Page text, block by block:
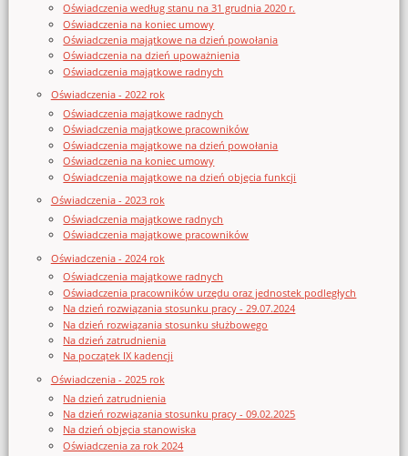
Oświadczenia według stanu na 31 grudnia 2020 r.
Oświadczenia na koniec umowy
Oświadczenia majątkowe na dzień powołania
Oświadczenia na dzień upoważnienia
Oświadczenia majątkowe radnych
Oświadczenia - 2022 rok
Oświadczenia majątkowe radnych
Oświadczenia majątkowe pracowników
Oświadczenia majątkowe na dzień powołania
Oświadczenia na koniec umowy
Oświadczenia majątkowe na dzień objęcia funkcji
Oświadczenia - 2023 rok
Oświadczenia majątkowe radnych
Oświadczenia majątkowe pracowników
Oświadczenia - 2024 rok
Oświadczenia majątkowe radnych
Oświadczenia pracowników urzędu oraz jednostek podległych
Na dzień rozwiązania stosunku pracy - 29.07.2024
Na dzień rozwiązania stosunku służbowego
Na dzień zatrudnienia
Na początek IX kadencji
Oświadczenia - 2025 rok
Na dzień zatrudnienia
Na dzień rozwiązania stosunku pracy - 09.02.2025
Na dzień objęcia stanowiska
Oświadczenia za rok 2024